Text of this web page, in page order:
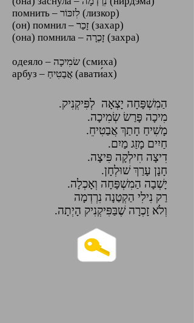
помнить – לִזכּוֹר (лизкор)
(он) помнил – זָכַר (захар)
(она) помнила – זָכְרָה (захра)
одеяло – שׂמִיכָה (смиха)
арбуз – אֲבַטִיחַ (авати́ах)
הַמִשְׁפָּחָה יָצְאָה לְפִּיקְנִיק.
מִיכָה פָּרַשׂ שְׂמִיכָה.
מָשִׁיחַ חָתַךְ אֲבַטִיחֵ.
חַיִים מָזַג מַיִם.
דִיצָה חִילְקָה פִּיצָה.
חָנָן עָרַךְ שׁוּלְחָן.
יָשְׁבָה הַמִשְׁפָּחָה וְאָכְלָה.
רַק נִילִי הַקְטַנָה נִרְדְמָה
וְלֹא זָכְרָה שֶׁבַּפִּיקְנִיק הָיְתָה.